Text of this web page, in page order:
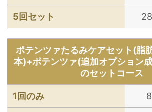
5回セット
ポテンツァたるみケアセット(脂
本)+ポテンツァ(追加オプション
のセットコース
1回のみ